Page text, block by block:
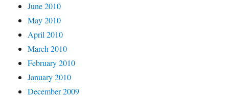
June 2010
May 2010
April 2010
March 2010
February 2010
January 2010
December 2009